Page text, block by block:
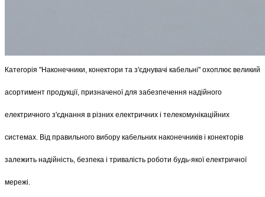
Категорія "Наконечники, конектори та з'єднувачі кабельні" охоплює великий
асортимент продукції, призначеної для забезпечення надійного
електричного з'єднання в різних електричних і телекомунікаційних
системах. Від правильного вибору кабельних наконечників і конекторів
залежить надійність, безпека і тривалість роботи будь-якої електричної
мережі.